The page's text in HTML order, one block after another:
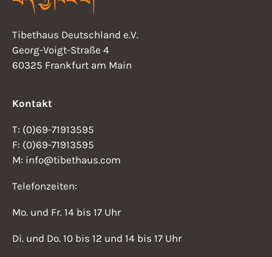
Tibethaus Deutschland e.V.
Georg-Voigt-Straße 4
60325 Frankfurt am Main
Kontakt
T: (0)69-71913595
F: (0)69-71913595
M: info@tibethaus.com
Telefonzeiten:
Mo. und Fr. 14 bis 17 Uhr
Di. und Do. 10 bis 12 und 14 bis 17 Uhr